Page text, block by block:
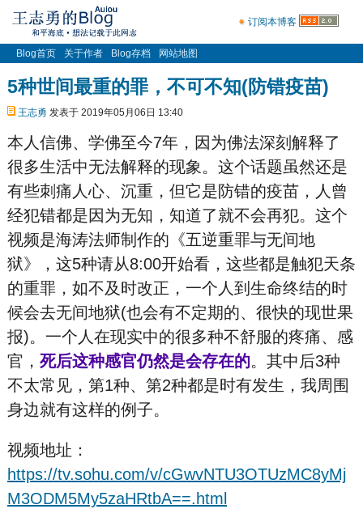
订阅本博客
Blog首页 关于作者 Blog存档 网站地图
5种世间最重的罪，不可不知(防错疫苗)
王志勇 发表于 2019年05月06日 13:40
本人信佛、学佛至今7年，因为佛法深刻解释了
很多生活中无法解释的现象。这个话题虽然还是
有些刺痛人心、沉重，但它是防错的疫苗，人曾
经犯错都是因为无知，知道了就不会再犯。这个
视频是海涛法师制作的《五逆重罪与无间地
狱》，这5种请从8:00开始看，这些都是触犯天条
的重罪，如不及时改正，一个人到生命终结的时
候会去无间地狱(也会有不定期的、很快的现世果
报)。一个人在现实中的很多种不舒服的疼痛、感
官， 死后这种感官仍然是会存在的。其中后3种
不太常见，第1种、第2种都是时有发生，我周围
身边就有这样的例子。
视频地址：
https://tv.sohu.com/v/cGwvNTU3OTUzMC8yMj
M3ODM5My5zaHRtbA==.html